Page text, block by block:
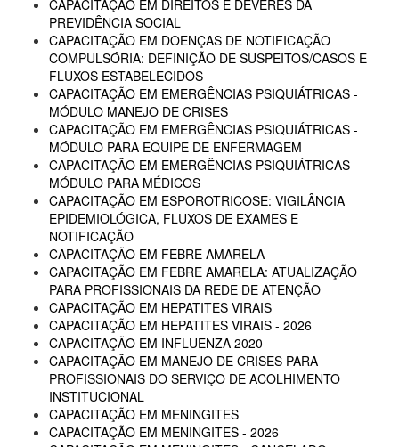
CAPACITAÇÃO EM DIREITOS E DEVERES DA
PREVIDÊNCIA SOCIAL
CAPACITAÇÃO EM DOENÇAS DE NOTIFICAÇÃO
COMPULSÓRIA: DEFINIÇÃO DE SUSPEITOS/CASOS E
FLUXOS ESTABELECIDOS
CAPACITAÇÃO EM EMERGÊNCIAS PSIQUIÁTRICAS -
MÓDULO MANEJO DE CRISES
CAPACITAÇÃO EM EMERGÊNCIAS PSIQUIÁTRICAS -
MÓDULO PARA EQUIPE DE ENFERMAGEM
CAPACITAÇÃO EM EMERGÊNCIAS PSIQUIÁTRICAS -
MÓDULO PARA MÉDICOS
CAPACITAÇÃO EM ESPOROTRICOSE: VIGILÂNCIA
EPIDEMIOLÓGICA, FLUXOS DE EXAMES E
NOTIFICAÇÃO
CAPACITAÇÃO EM FEBRE AMARELA
CAPACITAÇÃO EM FEBRE AMARELA: ATUALIZAÇÃO
PARA PROFISSIONAIS DA REDE DE ATENÇÃO
CAPACITAÇÃO EM HEPATITES VIRAIS
CAPACITAÇÃO EM HEPATITES VIRAIS - 2026
CAPACITAÇÃO EM INFLUENZA 2020
CAPACITAÇÃO EM MANEJO DE CRISES PARA
PROFISSIONAIS DO SERVIÇO DE ACOLHIMENTO
INSTITUCIONAL
CAPACITAÇÃO EM MENINGITES
CAPACITAÇÃO EM MENINGITES - 2026